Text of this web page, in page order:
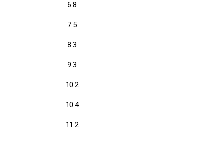
6.8
7.5
8.3
9.3
10.2
10.4
11.2